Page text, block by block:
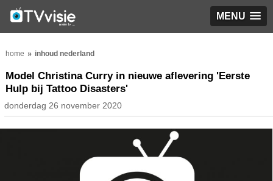
MENU
home inhoud nederland
Model Christina Curry in nieuwe aflevering 'Eerste
Hulp bij Tattoo Disasters'
donderdag 26 november 2020